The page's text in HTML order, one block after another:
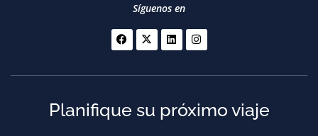
Síguenos en
Facebook
X-
twitter
LinkedinInstagram
Planifique su próximo viaje